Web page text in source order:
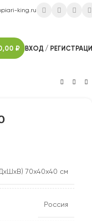
king.ru
₽ ВХОД /
70х40х40 см
Россия